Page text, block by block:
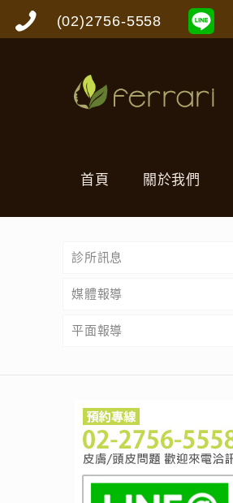
(02)2756-5558
首頁 關於我們
診所訊息
媒體報導
平面報導